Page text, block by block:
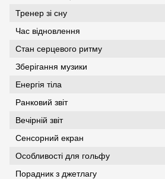
Тренер зі сну
Час відновлення
Стан серцевого ритму
Зберігання музики
Енергія тіла
Ранковий звіт
Вечірній звіт
Сенсорний екран
Особливості для гольфу
Порадник з джетлагу